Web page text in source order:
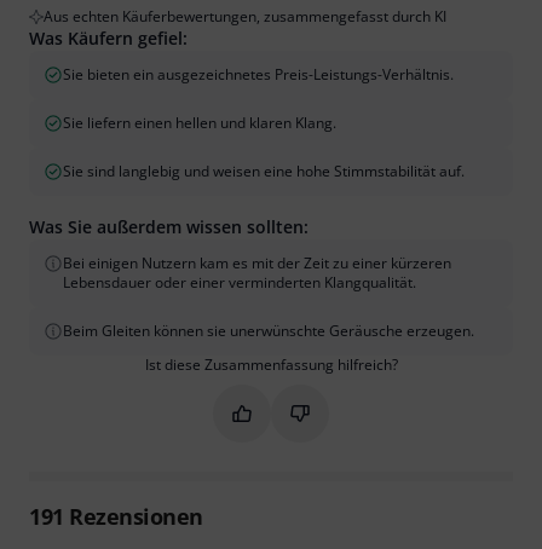
Aus echten Käuferbewertungen, zusammengefasst durch KI
Was Käufern gefiel:
Sie bieten ein ausgezeichnetes Preis-Leistungs-Verhältnis.
Sie liefern einen hellen und klaren Klang.
Sie sind langlebig und weisen eine hohe Stimmstabilität auf.
Was Sie außerdem wissen sollten:
Bei einigen Nutzern kam es mit der Zeit zu einer kürzeren
Lebensdauer oder einer verminderten Klangqualität.
Beim Gleiten können sie unerwünschte Geräusche erzeugen.
Ist diese Zusammenfassung hilfreich?
Markieren Sie diese
Markieren Sie diese
191 Rezensionen